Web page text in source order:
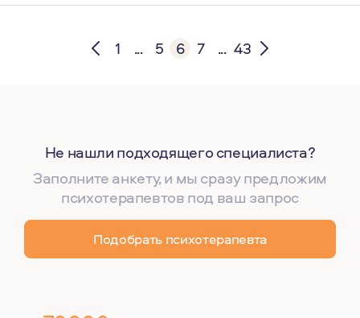
1 ... 5 6 7 ... 43
Не нашли подходящего специалиста?
Заполните анкету, и мы сразу предложим
психотерапевтов под ваш запрос
Подобрать психотерапевта